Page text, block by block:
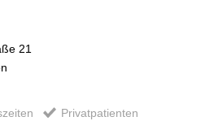
21
Privatpatienten